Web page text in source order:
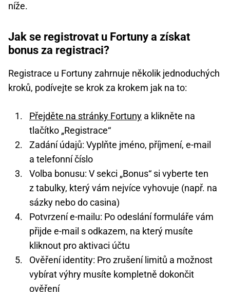
níže.
Jak se registrovat u Fortuny a získat
bonus za registraci?
Registrace u Fortuny zahrnuje několik jednoduchých
kroků, podívejte se krok za krokem jak na to:
Přejděte na stránky Fortuny a klikněte na
tlačítko „Registrace“
Zadání údajů: Vyplňte jméno, příjmení, e-mail
a telefonní číslo
Volba bonusu: V sekci „Bonus“ si vyberte ten
z tabulky, který vám nejvíce vyhovuje (např. na
sázky nebo do casina)
Potvrzení e-mailu: Po odeslání formuláře vám
přijde e-mail s odkazem, na který musíte
kliknout pro aktivaci účtu
Ověření identity: Pro zrušení limitů a možnost
vybírat výhry musíte kompletně dokončit
ověření